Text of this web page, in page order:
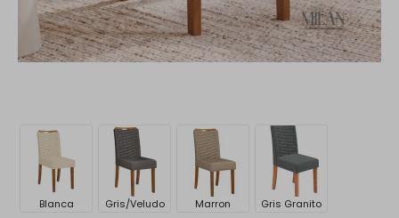
Blanca Gris/Veludo Marron Gris Granito